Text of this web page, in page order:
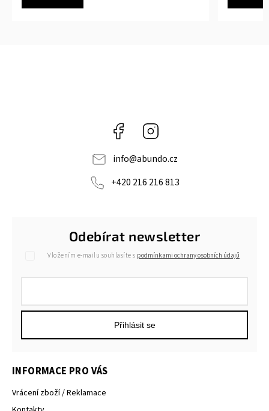
Facebook
info@abundo.cz
+420 216 216 813
INFORMACE PRO VÁS
Vrácení zboží / Reklamace
Odebírat newsletter
Vložením e-mailu souhlasíte s podmínkami ochrany osobních údajů
Přihlásit se